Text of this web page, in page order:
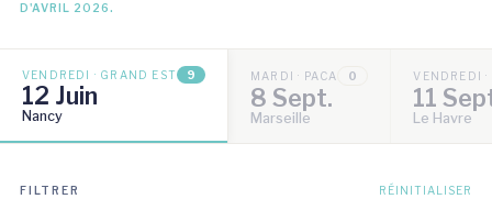
D'AVRIL 2026.
VENDREDI · GRAND EST 9
12 Juin
Nancy
MARDI · PACA 0
8 Sept.
Marseille
VENDREDI
11
Le Havre
FILTRER RÉINITIALISER